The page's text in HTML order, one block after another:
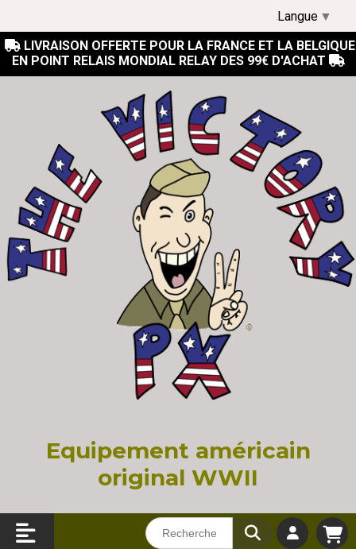
 LIVRAISON OFFERTE POUR LA FRANCE ET LA BELGIQUE
EN POINT RELAIS MONDIAL RELAY DES 99€ D'ACHAT 
Equipement américain
original WWII
Langue ▼